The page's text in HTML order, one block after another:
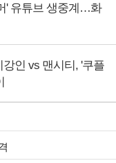
' 유튜브 생중계…화
인 vs 맨시티, '쿠플